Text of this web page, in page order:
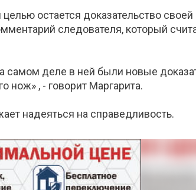
остается доказательство своей
следователя, который
деле в ней были новые
нож» , - говорит Маргарита.
надеяться на справедливость.